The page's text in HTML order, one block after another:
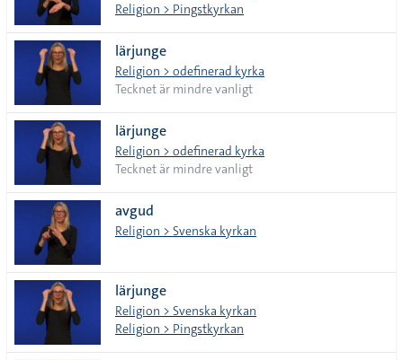
Religion > Pingstkyrkan
lärjunge
Religion > odefinerad kyrka
Tecknet är mindre vanligt
lärjunge
Religion > odefinerad kyrka
Tecknet är mindre vanligt
avgud
Religion > Svenska kyrkan
lärjunge
Religion > Svenska kyrkan
Religion > Pingstkyrkan